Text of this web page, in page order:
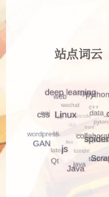
站点词云